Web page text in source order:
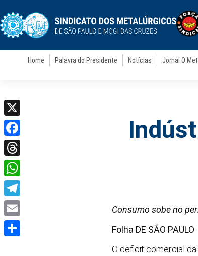
Home Palavra do Presidente Notícias Jornal O
Consumo sobe no
Folha DE SÃO PAULO
O deficit comercial
X
Facebook
Threads
WhatsApp
Telegram
Email